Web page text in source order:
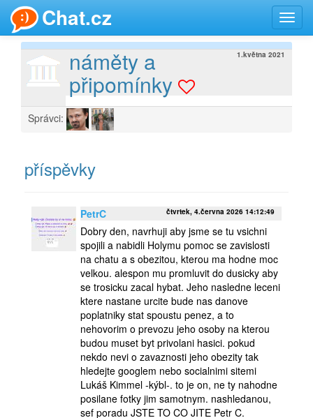
Chat.cz
1.května 2021
náměty a
připomínky
Správci:
příspěvky
PetrC čtvrtek, 4.června 2026 14:12:49
Dobry den, navrhuji aby jsme se tu vsichni
spojili a nabidli Holymu pomoc se zavislosti
na chatu a s obezitou, kterou ma hodne moc
velkou. alespon mu promluvit do dusicky aby
se trosicku zacal hybat. Jeho nasledne leceni
ktere nastane urcite bude nas danove
poplatniky stat spoustu penez, a to
nehovorim o prevozu jeho osoby na kterou
budou muset byt privolani hasici. pokud
nekdo nevi o zavaznosti jeho obezity tak
hledejte googlem nebo socialnimi sitemi
Lukáš Kimmel -kýbl-. to je on, ne ty nahodne
posilane fotky jim samotnym. nashledanou,
sef poradu JSTE TO CO JITE Petr C.